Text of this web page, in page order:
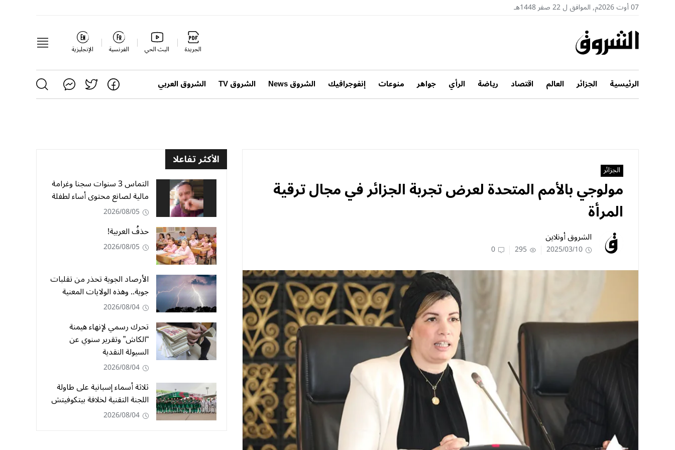
07 أوت 2026م, الموافق ل 22 صفر 1448هـ
الجريدة البث الحي الفرنسية الإنجليزية
الرئيسية الجزائر العالم اقتصاد رياضة الرأي جواهر منوعات إنفوجرافيك الشروق News الشروق TV الشروق العربي
الجزائر
مولوجي بالأمم المتحدة لعرض تجربة الجزائر في مجال ترقية
المرأة
الشروق أونلاين
2025/03/10
295
0
الأكثر تفاعلا
التماس 3 سنوات سجنا وغرامة
مالية لصانع محتوى أساء لطفلة
2026/08/05
حذفُ العربية!
2026/08/05
الأرصاد الجوية تحذر من تقلبات
جوية.. وهذه الولايات المعنية
2026/08/04
تحرك رسمي لإنهاء هيمنة
“الكاش” وتقرير سنوي عن
السيولة النقدية
2026/08/04
ثلاثة أسماء إسبانية على طاولة
اللجنة التقنية لخلافة بيتكوفيتش
2026/08/04